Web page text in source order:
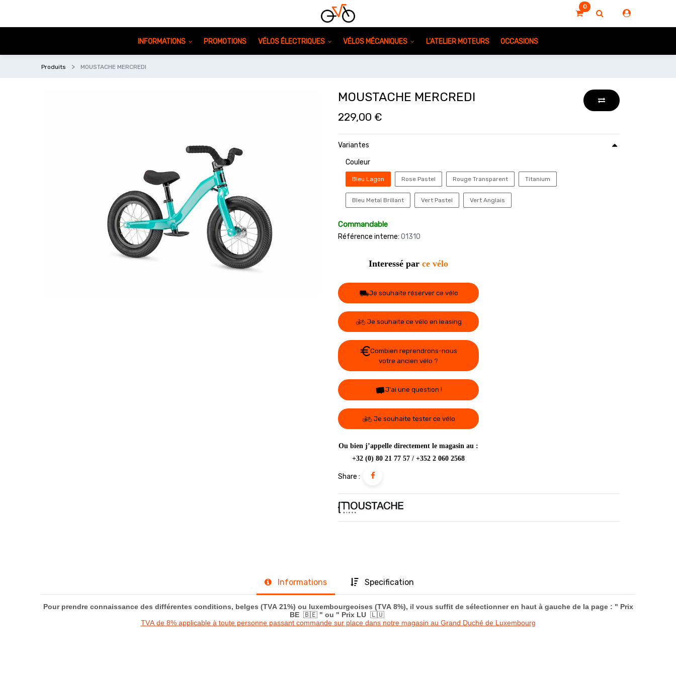
0
INFORMATIONS PROMOTIONS VÉLOS ÉLECTRIQUES VÉLOS MÉCANIQUES L'ATELIER MOTEURS OCCASIONS
Produits MOUSTACHE MERCREDI
MOUSTACHE MERCREDI
229,00 €
Variantes
Couleur
Bleu Lagon Rose Pastel Rouge Transparent Titanium
Bleu Metal Brillant Vert Pastel Vert Anglais
Commandable
Référence interne: 01310
Interessé par ce vélo
Je souhaite réserver ce vélo
Je souhaite ce vélo en leasing
Combien reprendrons-nous
votre ancien vélo ?
J'ai une question !
Je souhaite tester ce vélo
Ou bien j’appelle directement le magasin au :
+32 (0) 80 21 77 57 / +352 2 060 2568
Share :
Informations Specification
Pour prendre connaissance des différentes conditions, belges (TVA 21%) ou luxembourgeoises (TVA 8%), il vous suffit de sélectionner en haut à gauche de la page : " Prix
BE 🇧🇪 " ou " Prix LU 🇱🇺
TVA de 8% applicable à toute personne passant commande sur place dans notre magasin au Grand Duché de Luxembourg